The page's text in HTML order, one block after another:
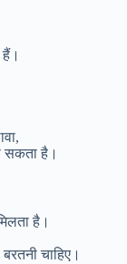
सकता है।
है।
चाहिए।